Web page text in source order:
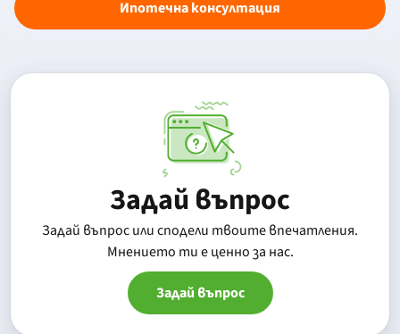
Ипотечна консултация
Задай въпрос
Задай въпрос или сподели твоите впечатления.
Mнението ти е ценно за нас.
Задай въпрос